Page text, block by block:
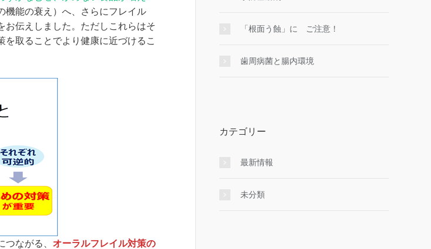
機能の衰え）へ、さらにフレイル
お伝えしました。ただしこれらはそ
を取ることでより健康に近づけるこ
つながる、 オーラルフレイル対策の
「根面う蝕」に ご注意！
歯周病菌と腸内環境
カテゴリー
最新情報
未分類